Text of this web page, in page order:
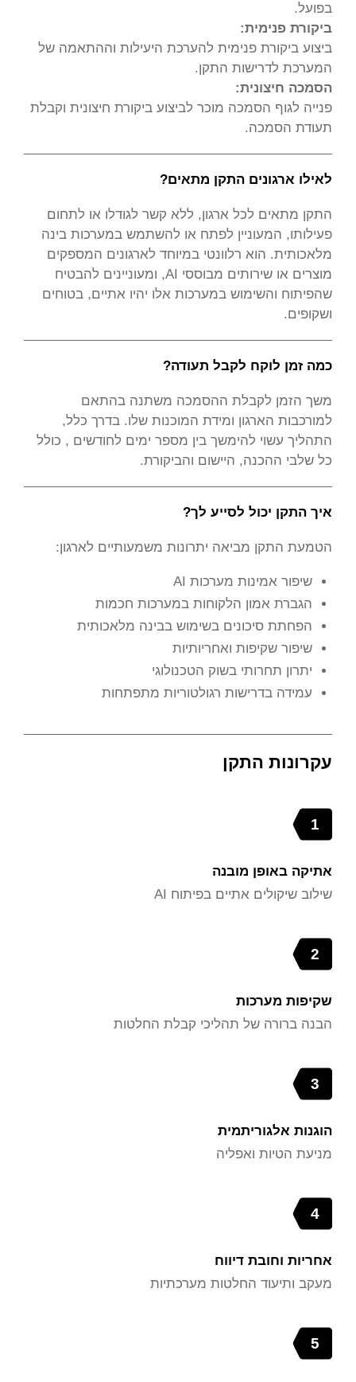
בפועל.
ביקורת פנימית:
ביצוע ביקורת פנימית להערכת היעילות וההתאמה של
המערכת לדרישות התקן.
הסמכה חיצונית:
פנייה לגוף הסמכה מוכר לביצוע ביקורת חיצונית וקבלת
תעודת הסמכה.
לאילו ארגונים התקן מתאים?
התקן מתאים לכל ארגון, ללא קשר לגודלו או לתחום
פעילותו, המעוניין לפתח או להשתמש במערכות בינה
מלאכותית. הוא רלוונטי במיוחד לארגונים המספקים
מוצרים או שירותים מבוססי AI, ומעוניינים להבטיח
שהפיתוח והשימוש במערכות אלו יהיו אתיים, בטוחים
ושקופים.
כמה זמן לוקח לקבל תעודה?
משך הזמן לקבלת ההסמכה משתנה בהתאם
למורכבות הארגון ומידת המוכנות שלו. בדרך כלל,
התהליך עשוי להימשך בין מספר ימים לחודשים , כולל
כל שלבי ההכנה, היישום והביקורת.
איך התקן יכול לסייע לך?
הטמעת התקן מביאה יתרונות משמעותיים לארגון:
שיפור אמינות מערכות AI
הגברת אמון הלקוחות במערכות חכמות
הפחתת סיכונים בשימוש בבינה מלאכותית
שיפור שקיפות ואחריותיות
יתרון תחרותי בשוק הטכנולוגי
עמידה בדרישות רגולטוריות מתפתחות
עקרונות התקן
1
אתיקה באופן מובנה
שילוב שיקולים אתיים בפיתוח AI
2
שקיפות מערכות
הבנה ברורה של תהליכי קבלת החלטות
3
הוגנות אלגוריתמית
מניעת הטיות ואפליה
4
אחריות וחובת דיווח
מעקב ותיעוד החלטות מערכתיות
5